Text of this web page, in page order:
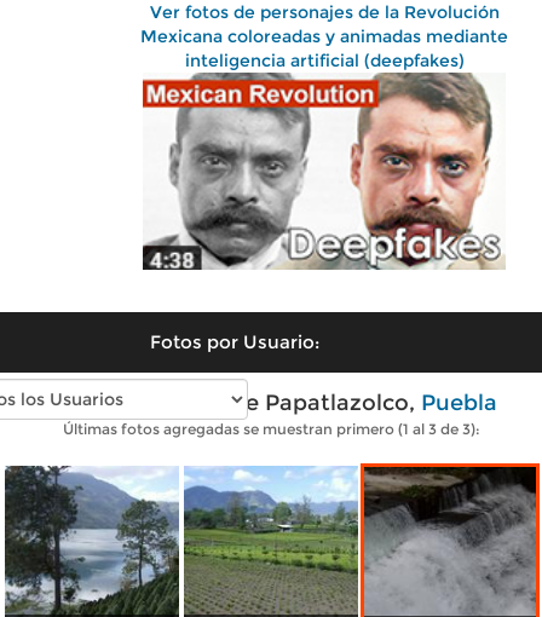
Ver fotos de personajes de la Revolución
Mexicana coloreadas y animadas mediante
inteligencia artificial (deepfakes)
Fotos por Usuario:
Fotos modernas de Papatlazolco, Puebla
Últimas fotos agregadas se muestran primero (1 al 3 de 3):